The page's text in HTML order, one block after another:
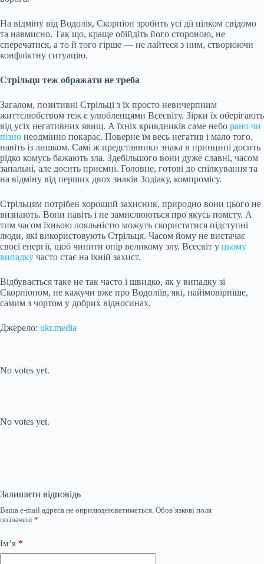
На відміну від Водолія, Скорпіон зробить усі дії цілком свідомо
та навмисно. Так що, краще обійдіть його стороною, не
сперечатися, а то й того гірше — не лайтеся з ним, створюючи
конфліктну ситуацію.
Стрільця теж ображати не треба
Загалом, позитивні Стрільці з їх просто невичерпним
життєлюбством теж є улюбленцями Всесвіту. Зірки їх оберігають
від усіх негативних явищ. А їхніх кривдників саме небо рано чи
пізно неодмінно покарає. Поверне їм весь негатив і мало того,
навіть із лишком. Самі ж представники знака в принципі досить
рідко комусь бажають зла. Здебільшого вони дуже славні, часом
запальні, але досить приємні. Головне, готові до спілкування та
на відміну від перших двох знаків Зодіаку, компромісу.
Стрільцям потрібен хороший захисник, природно вони цього не
визнають. Вони навіть і не замислюються про якусь помсту. А
тим часом їхньою лояльністю можуть скористатися підступні
люди, які використовують Стрільця. Часом йому не вистачає
своєї енергії, щоб чинити опір великому злу. Всесвіт у цьому
випадку часто стає на їхній захист.
Відбувається таке не так часто і швидко, як у випадку зі
Скорпіоном, не кажучи вже про Водоліїв, які, найімовірніше,
самим з чортом у добрих відносинах.
Джерело: ukr.media
No votes yet.
No votes yet.
Залишити відповідь
Ваша e-mail адреса не оприлюднюватиметься. Обов’язкові поля
позначені *
Ім’я *